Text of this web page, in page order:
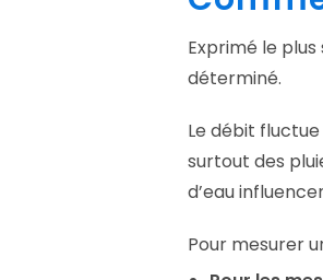
Exprimé le
déterminé.
Le débit
surtout des
d’eau
Pour mesurer